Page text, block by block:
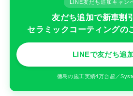
LINE友だち追加キャン
友だち追加で新車割
セラミックコーティングの
LINEで友だち追
徳島の施工実績4万台超／